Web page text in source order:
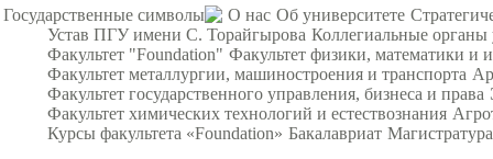
Государственные символы
О нас Об университете
Устав ПГУ имени С. Торайгырова Коллегиальные органы
Факультет "Foundation" Факультет физики, математики и
Факультет металлургии, машиностроения и транспорта
Факультет государственного управления, бизнеса и права
Факультет химических технологий и естествознания
Курсы факультета «Foundation» Бакалавриат Магистратура